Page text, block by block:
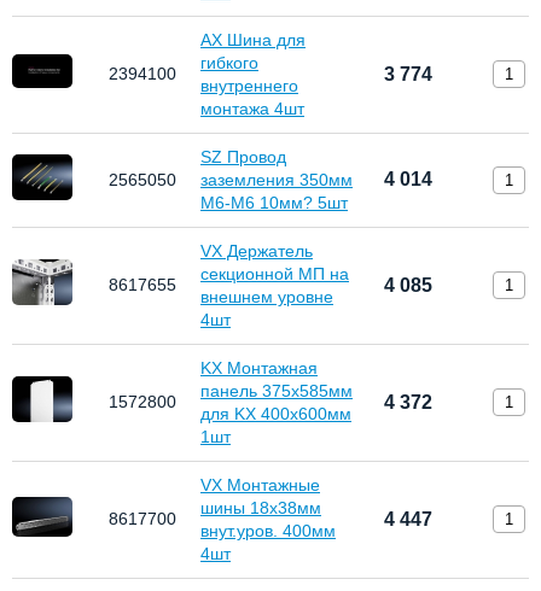
2394100
AX Шина для
гибкого
внутреннего
монтажа 4шт
3 774
2565050
SZ Провод
заземления 350мм
М6-М6 10мм? 5шт
4 014
8617655
VX Держатель
секционной МП на
внешнем уровне
4шт
4 085
1572800
KX Монтажная
панель 375х585мм
для KX 400х600мм
1шт
4 372
8617700
VX Монтажные
шины 18х38мм
внут.уров. 400мм
4шт
4 447